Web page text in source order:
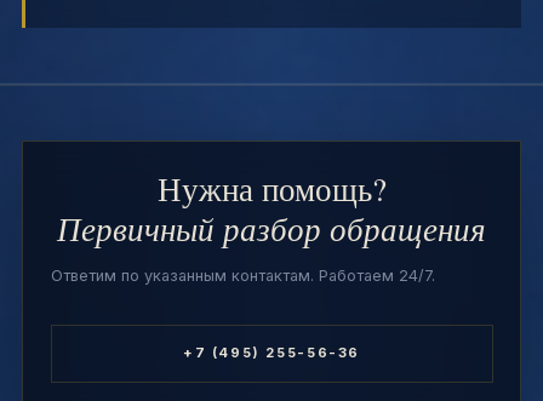
Нужна помощь?
Первичный разбор обращения
Ответим по указанным контактам. Работаем 24/7.
+7 (495) 255-56-36